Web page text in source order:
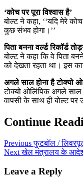
‘कोच पर पूरा विश्वास है’
बोल्ट ने कहा, ‘‘यदि मेरे
कुछ संभव होगा।’’
पिता बनना वर्ल्ड रिकॉर्ड
बोल्ट ने कहा कि वे पिता
को देखता रहता था। इस
अगले साल होना है टोक्यो
टोक्यो ओलिंपिक अगले साल
वापसी के साथ ही बोल्ट पर
Continue
Previousफुटबॉल /
Nextखेल मंत्रालय के आदेश
Leave a Reply